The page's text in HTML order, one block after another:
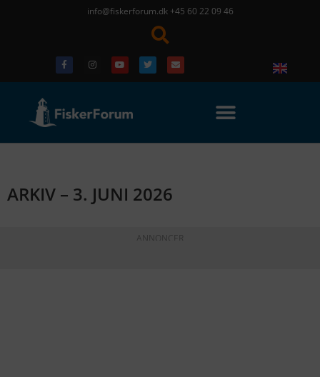
info@fiskerforum.dk +45 60 22 09 46
ARKIV – 3. JUNI 2026
ANNONCER